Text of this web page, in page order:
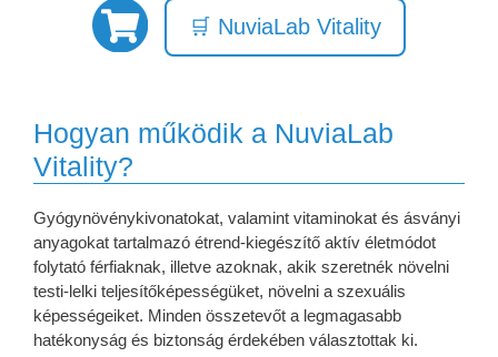
🛒 NuviaLab Vitality
Hogyan működik a NuviaLab
Vitality?
Gyógynövénykivonatokat, valamint vitaminokat és ásványi
anyagokat tartalmazó étrend-kiegészítő aktív életmódot
folytató férfiaknak, illetve azoknak, akik szeretnék növelni
testi-lelki teljesítőképességüket, növelni a szexuális
képességeiket. Minden összetevőt a legmagasabb
hatékonyság és biztonság érdekében választottak ki.